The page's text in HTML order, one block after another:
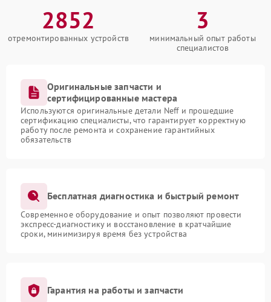
2852
отремонтированных устройств
3
минимальный опыт работы
специалистов
Оригинальные запчасти и
сертифицированные мастера
Используются оригинальные детали Neff и прошедшие
сертификацию специалисты, что гарантирует корректную
работу после ремонта и сохранение гарантийных
обязательств
Бесплатная диагностика и быстрый ремонт
Современное оборудование и опыт позволяют провести
экспресс-диагностику и восстановление в кратчайшие
сроки, минимизируя время без устройства
Гарантия на работы и запчасти